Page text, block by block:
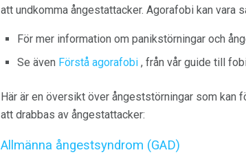
att undkomma ångestattacker. Agorafobi kan vara
För mer information om panikstörningar och
Se även Förstå agorafobi , från vår guide till
Här är en översikt över ångeststörningar som kan
att drabbas av ångestattacker:
Allmänna ångestsyndrom (GAD)